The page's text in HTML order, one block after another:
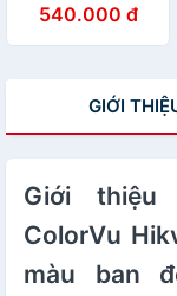
Hàng chính hãng
bảo hành 24
540.000 đ
GIỚI
Giới thiệu
ColorVu
màu ban